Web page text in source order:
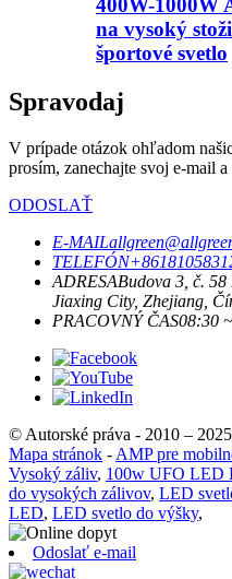
400W-1000W
na vysoký
športové svetlo
Spravodaj
V prípade otázok ohľadom
prosím, zanechajte svoj e-mail
ODOSLAŤ
E-MAIL
TELEFÓN
ADRESABudova 3, č.
Jiaxing City, Zhejiang,
PRACOVNÝ ČAS08:30
© Autorské práva - 2010 –
Mapa stránok - AMP pre
Vysoký záliv, 100w UFO LED
do vysokých zálivov, LED
LED, LED svetlo do výšky,
Odoslať e-mail